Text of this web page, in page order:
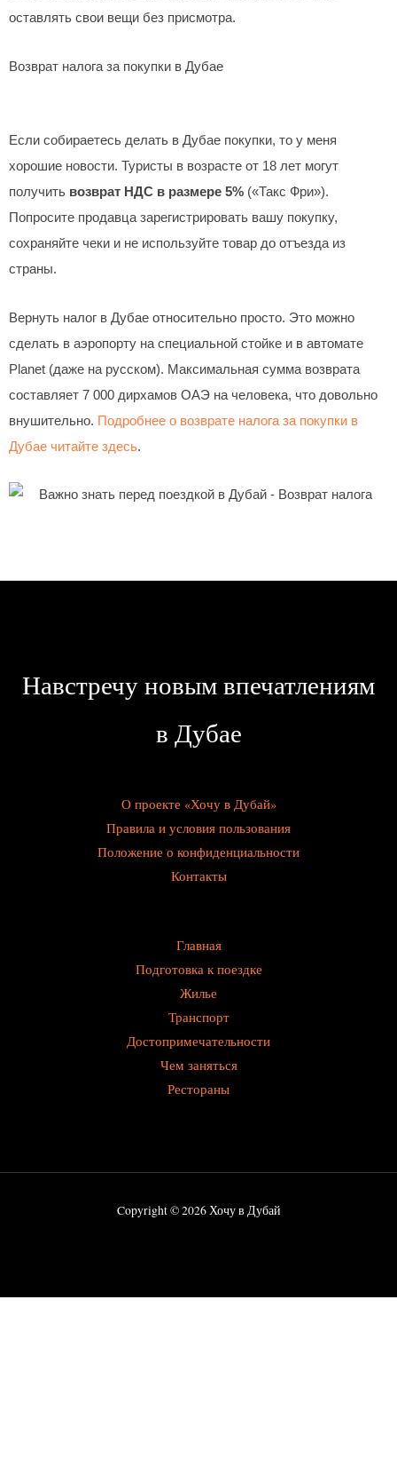
оставлять свои вещи без присмотра.
Возврат налога за покупки в Дубае
Если собираетесь делать в Дубае покупки, то у меня
хорошие новости. Туристы в возрасте от 18 лет могут
получить возврат НДС в размере 5% («Такс Фри»).
Попросите продавца зарегистрировать вашу покупку,
сохраняйте чеки и не используйте товар до отъезда из
страны.
Вернуть налог в Дубае относительно просто. Это можно
сделать в аэропорту на специальной стойке и в автомате
Planet (даже на русском). Максимальная сумма возврата
составляет 7 000 дирхамов ОАЭ на человека, что довольно
внушительно. Подробнее о возврате налога за покупки в
Дубае читайте здесь.
Навстречу новым впечатлениям
в Дубае
О проекте «Хочу в Дубай»
Правила и условия пользования
Положение о конфиденциальности
Контакты
Главная
Подготовка к поездке
Жилье
Транспорт
Достопримечательности
Чем заняться
Рестораны
Copyright © 2026 Хочу в Дубай